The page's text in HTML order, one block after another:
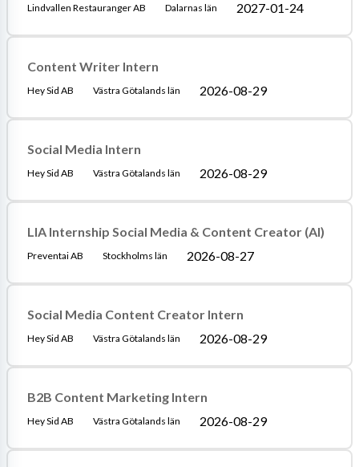
Lindvallen Restauranger AB Dalarnas län 2027-01-24
Content Writer Intern
Hey Sid AB Västra Götalands län 2026-08-29
Social Media Intern
Hey Sid AB Västra Götalands län 2026-08-29
LIA Internship Social Media & Content Creator (AI)
Preventai AB Stockholms län 2026-08-27
Social Media Content Creator Intern
Hey Sid AB Västra Götalands län 2026-08-29
B2B Content Marketing Intern
Hey Sid AB Västra Götalands län 2026-08-29